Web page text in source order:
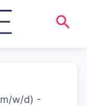
w/d) -